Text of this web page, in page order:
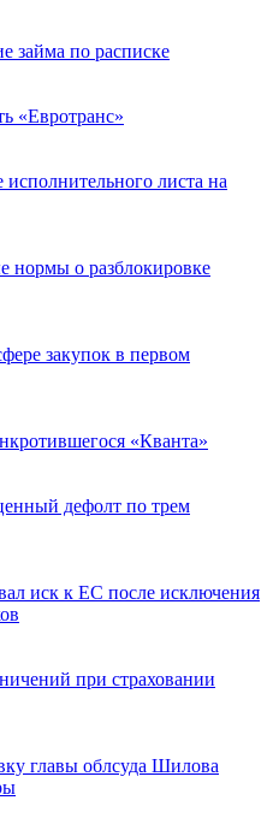
займа по расписке
«Евротранс»
листа на
нормы о разблокировке
закупок в первом
«Кванта»
дефолт по трем
иск к ЕС после исключения
при страховании
главы облсуда Шилова